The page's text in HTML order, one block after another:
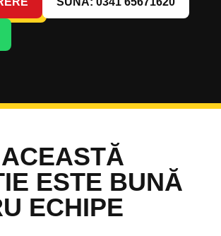
ESTE BUNĂ
ECHIPE